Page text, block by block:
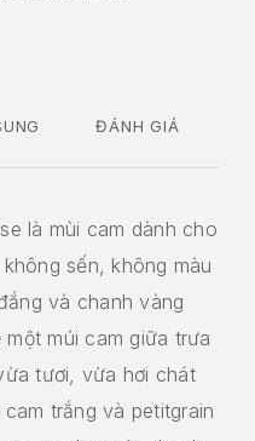
ĐÁNH GIÁ
là mùi cam dành cho
sến, không màu
và chanh vàng
múi cam giữa trưa
tươi, vừa hơi chát
trắng và petitgrain